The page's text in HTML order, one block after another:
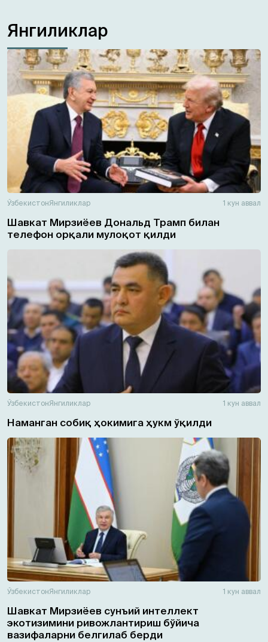
Янгиликлар
ЎзбекистонЯнгиликлар 1 кун аввал
Шавкат Мирзиёев Дональд Трамп билан
телефон орқали мулоқот қилди
ЎзбекистонЯнгиликлар 1 кун аввал
Наманган собиқ ҳокимига ҳукм ўқилди
ЎзбекистонЯнгиликлар 1 кун аввал
Шавкат Мирзиёев сунъий интеллект
экотизимини ривожлантириш бўйича
вазифаларни белгилаб берди